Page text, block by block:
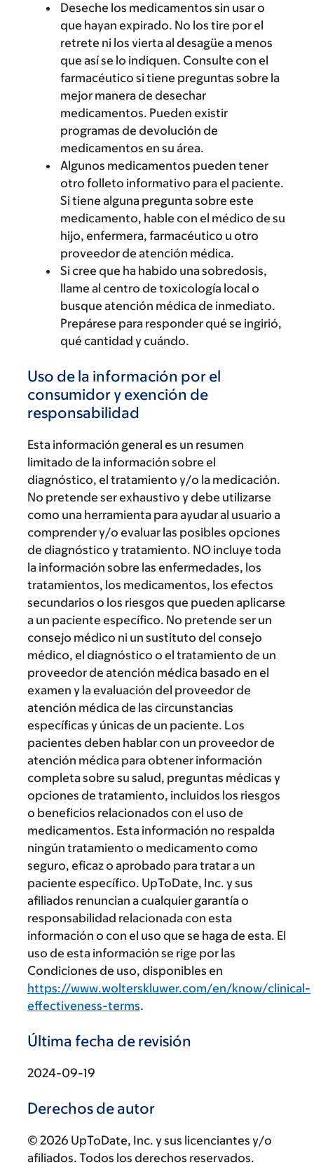
Deseche los medicamentos sin usar o
que hayan expirado. No los tire por el
retrete ni los vierta al desagüe a menos
que así se lo indiquen. Consulte con el
farmacéutico si tiene preguntas sobre la
mejor manera de desechar
medicamentos. Pueden existir
programas de devolución de
medicamentos en su área.
Algunos medicamentos pueden tener
otro folleto informativo para el paciente.
Si tiene alguna pregunta sobre este
medicamento, hable con el médico de su
hijo, enfermera, farmacéutico u otro
proveedor de atención médica.
Si cree que ha habido una sobredosis,
llame al centro de toxicología local o
busque atención médica de inmediato.
Prepárese para responder qué se ingirió,
qué cantidad y cuándo.
Uso de la información por el
consumidor y exención de
responsabilidad
Esta información general es un resumen
limitado de la información sobre el
diagnóstico, el tratamiento y/o la medicación.
No pretende ser exhaustivo y debe utilizarse
como una herramienta para ayudar al usuario a
comprender y/o evaluar las posibles opciones
de diagnóstico y tratamiento. NO incluye toda
la información sobre las enfermedades, los
tratamientos, los medicamentos, los efectos
secundarios o los riesgos que pueden aplicarse
a un paciente específico. No pretende ser un
consejo médico ni un sustituto del consejo
médico, el diagnóstico o el tratamiento de un
proveedor de atención médica basado en el
examen y la evaluación del proveedor de
atención médica de las circunstancias
específicas y únicas de un paciente. Los
pacientes deben hablar con un proveedor de
atención médica para obtener información
completa sobre su salud, preguntas médicas y
opciones de tratamiento, incluidos los riesgos
o beneficios relacionados con el uso de
medicamentos. Esta información no respalda
ningún tratamiento o medicamento como
seguro, eficaz o aprobado para tratar a un
paciente específico. UpToDate, Inc. y sus
afiliados renuncian a cualquier garantía o
responsabilidad relacionada con esta
información o con el uso que se haga de esta. El
uso de esta información se rige por las
Condiciones de uso, disponibles en
https://www.wolterskluwer.com/en/know/clinical-
effectiveness-terms.
Última fecha de revisión
2024-09-19
Derechos de autor
© 2026 UpToDate, Inc. y sus licenciantes y/o
afiliados. Todos los derechos reservados.